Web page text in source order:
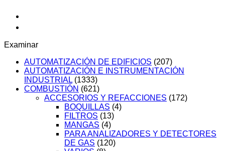
Examinar
AUTOMATIZACIÓN DE EDIFICIOS (207)
AUTOMATIZACIÓN E INSTRUMENTACIÓN
INDUSTRIAL (1333)
COMBUSTIÓN (621)
ACCESORIOS Y REFACCIONES (172)
BOQUILLAS (4)
FILTROS (13)
MANGAS (4)
PARA ANALIZADORES Y DETECTORES
DE GAS (120)